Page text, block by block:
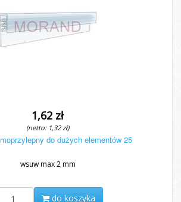
1,62 zł
(netto: 1,32 zł)
do dużych elementów 25
wsuw max 2 mm
do koszyka